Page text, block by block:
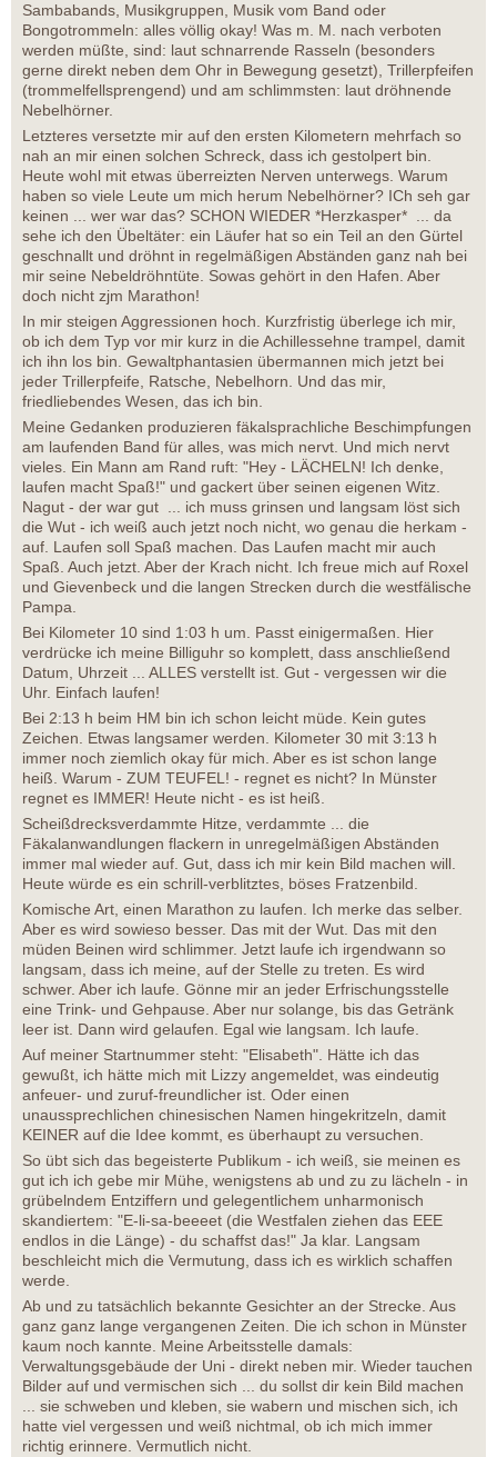
Sambabands, Musikgruppen, Musik vom Band oder
Bongotrommeln: alles völlig okay! Was m. M. nach verboten
werden müßte, sind: laut schnarrende Rasseln (besonders
gerne direkt neben dem Ohr in Bewegung gesetzt), Trillerpfeifen
(trommelfellsprengend) und am schlimmsten: laut dröhnende
Nebelhörner.
Letzteres versetzte mir auf den ersten Kilometern mehrfach so
nah an mir einen solchen Schreck, dass ich gestolpert bin.
Heute wohl mit etwas überreizten Nerven unterwegs. Warum
haben so viele Leute um mich herum Nebelhörner? ICh seh gar
keinen ... wer war das? SCHON WIEDER *Herzkasper* ... da
sehe ich den Übeltäter: ein Läufer hat so ein Teil an den Gürtel
geschnallt und dröhnt in regelmäßigen Abständen ganz nah bei
mir seine Nebeldröhntüte. Sowas gehört in den Hafen. Aber
doch nicht zjm Marathon!
In mir steigen Aggressionen hoch. Kurzfristig überlege ich mir,
ob ich dem Typ vor mir kurz in die Achillessehne trampel, damit
ich ihn los bin. Gewaltphantasien übermannen mich jetzt bei
jeder Trillerpfeife, Ratsche, Nebelhorn. Und das mir,
friedliebendes Wesen, das ich bin.
Meine Gedanken produzieren fäkalsprachliche Beschimpfungen
am laufenden Band für alles, was mich nervt. Und mich nervt
vieles. Ein Mann am Rand ruft: "Hey - LÄCHELN! Ich denke,
laufen macht Spaß!" und gackert über seinen eigenen Witz.
Nagut - der war gut ... ich muss grinsen und langsam löst sich
die Wut - ich weiß auch jetzt noch nicht, wo genau die herkam -
auf. Laufen soll Spaß machen. Das Laufen macht mir auch
Spaß. Auch jetzt. Aber der Krach nicht. Ich freue mich auf Roxel
und Gievenbeck und die langen Strecken durch die westfälische
Pampa.
Bei Kilometer 10 sind 1:03 h um. Passt einigermaßen. Hier
verdrücke ich meine Billiguhr so komplett, dass anschließend
Datum, Uhrzeit ... ALLES verstellt ist. Gut - vergessen wir die
Uhr. Einfach laufen!
Bei 2:13 h beim HM bin ich schon leicht müde. Kein gutes
Zeichen. Etwas langsamer werden. Kilometer 30 mit 3:13 h
immer noch ziemlich okay für mich. Aber es ist schon lange
heiß. Warum - ZUM TEUFEL! - regnet es nicht? In Münster
regnet es IMMER! Heute nicht - es ist heiß.
Scheißdrecksverdammte Hitze, verdammte ... die
Fäkalanwandlungen flackern in unregelmäßigen Abständen
immer mal wieder auf. Gut, dass ich mir kein Bild machen will.
Heute würde es ein schrill-verblitztes, böses Fratzenbild.
Komische Art, einen Marathon zu laufen. Ich merke das selber.
Aber es wird sowieso besser. Das mit der Wut. Das mit den
müden Beinen wird schlimmer. Jetzt laufe ich irgendwann so
langsam, dass ich meine, auf der Stelle zu treten. Es wird
schwer. Aber ich laufe. Gönne mir an jeder Erfrischungsstelle
eine Trink- und Gehpause. Aber nur solange, bis das Getränk
leer ist. Dann wird gelaufen. Egal wie langsam. Ich laufe.
Auf meiner Startnummer steht: "Elisabeth". Hätte ich das
gewußt, ich hätte mich mit Lizzy angemeldet, was eindeutig
anfeuer- und zuruf-freundlicher ist. Oder einen
unaussprechlichen chinesischen Namen hingekritzeln, damit
KEINER auf die Idee kommt, es überhaupt zu versuchen.
So übt sich das begeisterte Publikum - ich weiß, sie meinen es
gut ich ich gebe mir Mühe, wenigstens ab und zu zu lächeln - in
grübelndem Entziffern und gelegentlichem unharmonisch
skandiertem: "E-li-sa-beeeet (die Westfalen ziehen das EEE
endlos in die Länge) - du schaffst das!" Ja klar. Langsam
beschleicht mich die Vermutung, dass ich es wirklich schaffen
werde.
Ab und zu tatsächlich bekannte Gesichter an der Strecke. Aus
ganz ganz lange vergangenen Zeiten. Die ich schon in Münster
kaum noch kannte. Meine Arbeitsstelle damals:
Verwaltungsgebäude der Uni - direkt neben mir. Wieder tauchen
Bilder auf und vermischen sich ... du sollst dir kein Bild machen
... sie schweben und kleben, sie wabern und mischen sich, ich
hatte viel vergessen und weiß nichtmal, ob ich mich immer
richtig erinnere. Vermutlich nicht.